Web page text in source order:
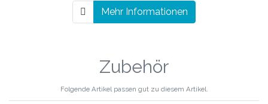
Mehr Informationen
Zubehör
Folgende Artikel passen gut zu diesem Artikel.